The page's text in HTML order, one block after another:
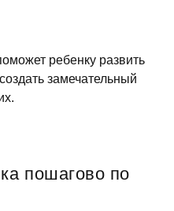
ребенку развить
замечательный
пошагово по